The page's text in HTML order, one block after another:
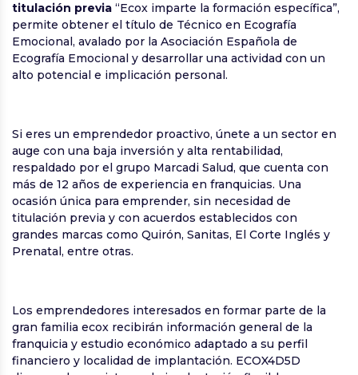
titulación previa “Ecox imparte la formación específica”,
permite obtener el título de Técnico en Ecografía
Emocional, avalado por la Asociación Española de
Ecografía Emocional y desarrollar una actividad con un
alto potencial e implicación personal.
Si eres un emprendedor proactivo, únete a un sector en
auge con una baja inversión y alta rentabilidad,
respaldado por el grupo Marcadi Salud, que cuenta con
más de 12 años de experiencia en franquicias. Una
ocasión única para emprender, sin necesidad de
titulación previa y con acuerdos establecidos con
grandes marcas como Quirón, Sanitas, El Corte Inglés y
Prenatal, entre otras.
Los emprendedores interesados en formar parte de la
gran familia ecox recibirán información general de la
franquicia y estudio económico adaptado a su perfil
financiero y localidad de implantación. ECOX4D5D